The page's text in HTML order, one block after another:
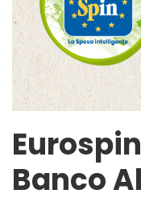
Banco